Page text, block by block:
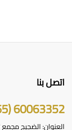
اتصل بنا
60063352 (965+)